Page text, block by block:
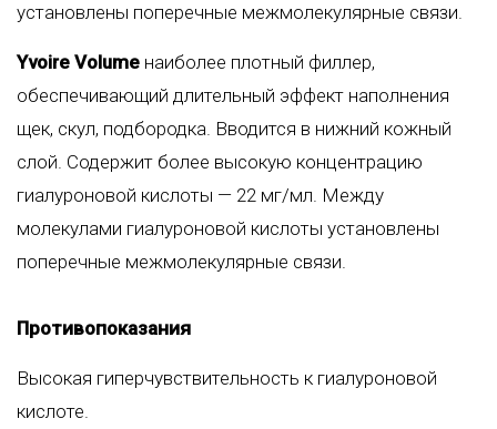
установлены поперечные межмолекулярные связи.
Yvoire Volume наиболее плотный филлер,
обеспечивающий длительный эффект наполнения
щек, скул, подбородка. Вводится в нижний кожный
слой. Содержит более высокую концентрацию
гиалуроновой кислоты — 22 мг/мл. Между
молекулами гиалуроновой кислоты установлены
поперечные межмолекулярные связи.
Противопоказания
Высокая гиперчувствительность к гиалуроновой
кислоте.